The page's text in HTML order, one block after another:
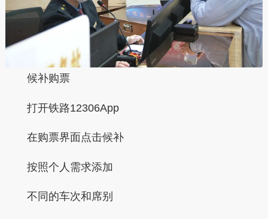
候补购票
打开铁路12306App
在购票界面点击候补
按照个人需求添加
不同的车次和席别